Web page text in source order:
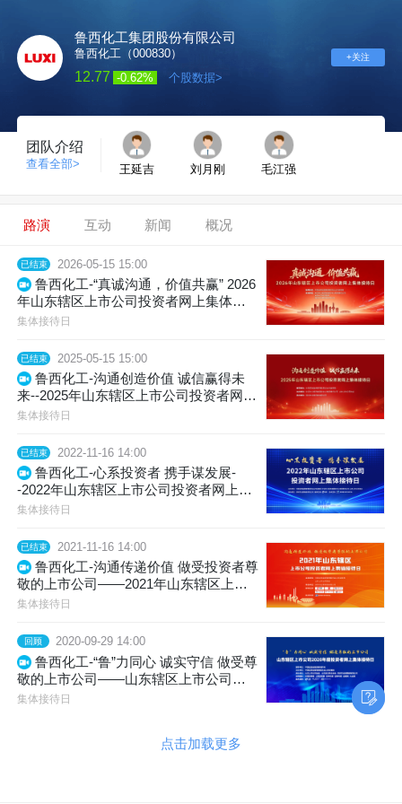
鲁西化工集团股份有限公司
鲁西化工（000830）
12.77 -0.62% 个股数据>
+关注
团队介绍
查看全部> 王延吉 刘月刚 毛江强
路演 互动 新闻 概况
已结束 2026-05-15 15:00
鲁西化工-“真诚沟通，价值共赢” 2026
年山东辖区上市公司投资者网上集体接
待日
集体接待日
已结束 2025-05-15 15:00
鲁西化工-沟通创造价值 诚信赢得未
来--2025年山东辖区上市公司投资者网上
集体接待日
集体接待日
已结束 2022-11-16 14:00
鲁西化工-心系投资者 携手谋发展-
-2022年山东辖区上市公司投资者网上集
体接待日
集体接待日
已结束 2021-11-16 14:00
鲁西化工-沟通传递价值 做受投资者尊
敬的上市公司——2021年山东辖区上市
公司投资者网上集体接待日
集体接待日
回顾 2020-09-29 14:00
鲁西化工-“鲁”力同心 诚实守信 做受尊
敬的上市公司——山东辖区上市公司
2020年投资者网上集体接待日
集体接待日
点击加载更多